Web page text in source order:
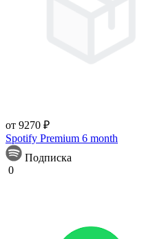
от 9270 ₽
Spotify Premium 6 month
Подписка
0